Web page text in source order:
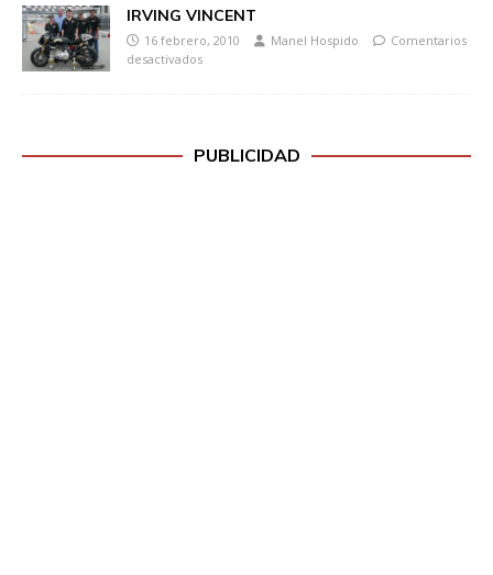
IRVING VINCENT
16 febrero, 2010 Manel Hospido
Comentarios
desactivados
PUBLICIDAD